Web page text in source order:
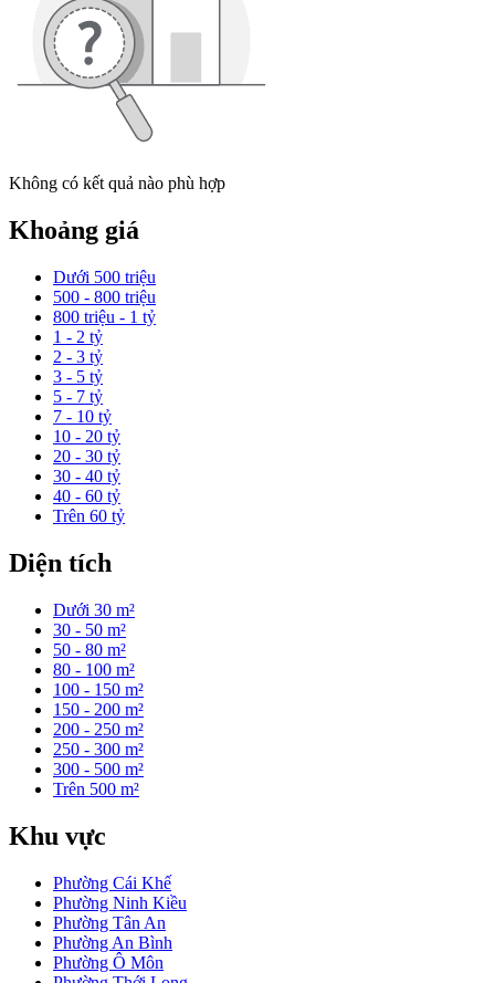
Không có kết quả nào phù hợp
Khoảng giá
Dưới 500 triệu
500 - 800 triệu
800 triệu - 1 tỷ
1 - 2 tỷ
2 - 3 tỷ
3 - 5 tỷ
5 - 7 tỷ
7 - 10 tỷ
10 - 20 tỷ
20 - 30 tỷ
30 - 40 tỷ
40 - 60 tỷ
Trên 60 tỷ
Diện tích
Dưới 30 m²
30 - 50 m²
50 - 80 m²
80 - 100 m²
100 - 150 m²
150 - 200 m²
200 - 250 m²
250 - 300 m²
300 - 500 m²
Trên 500 m²
Khu vực
Phường Cái Khế
Phường Ninh Kiều
Phường Tân An
Phường An Bình
Phường Ô Môn